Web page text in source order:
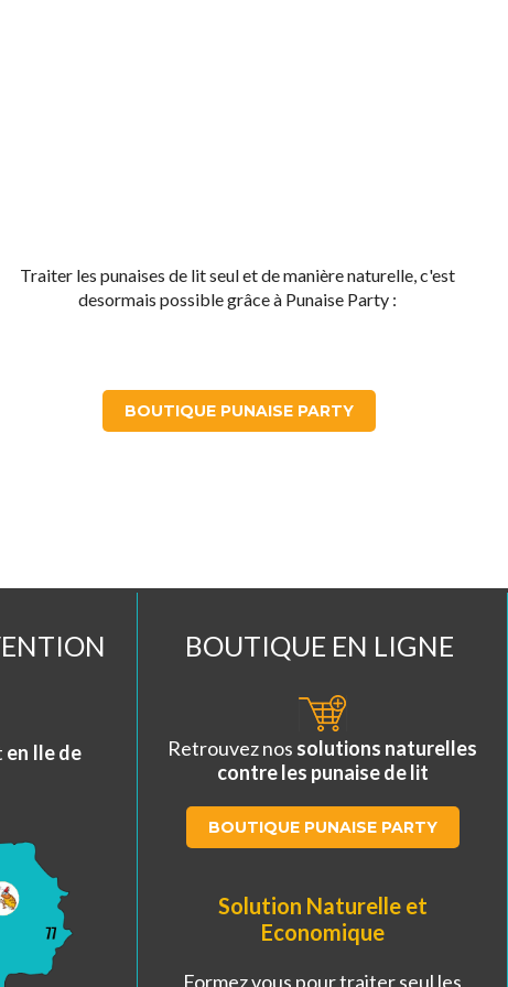
Traiter les punaises de lit seul et de manière naturelle, c'est
desormais possible grâce à Punaise Party :
BOUTIQUE PUNAISE PARTY
en Ile de
BOUTIQUE EN LIGNE
Retrouvez nos solutions naturelles
contre les punaise de lit
BOUTIQUE PUNAISE PARTY
Solution Naturelle et
Economique
Formez vous pour traiter seul les